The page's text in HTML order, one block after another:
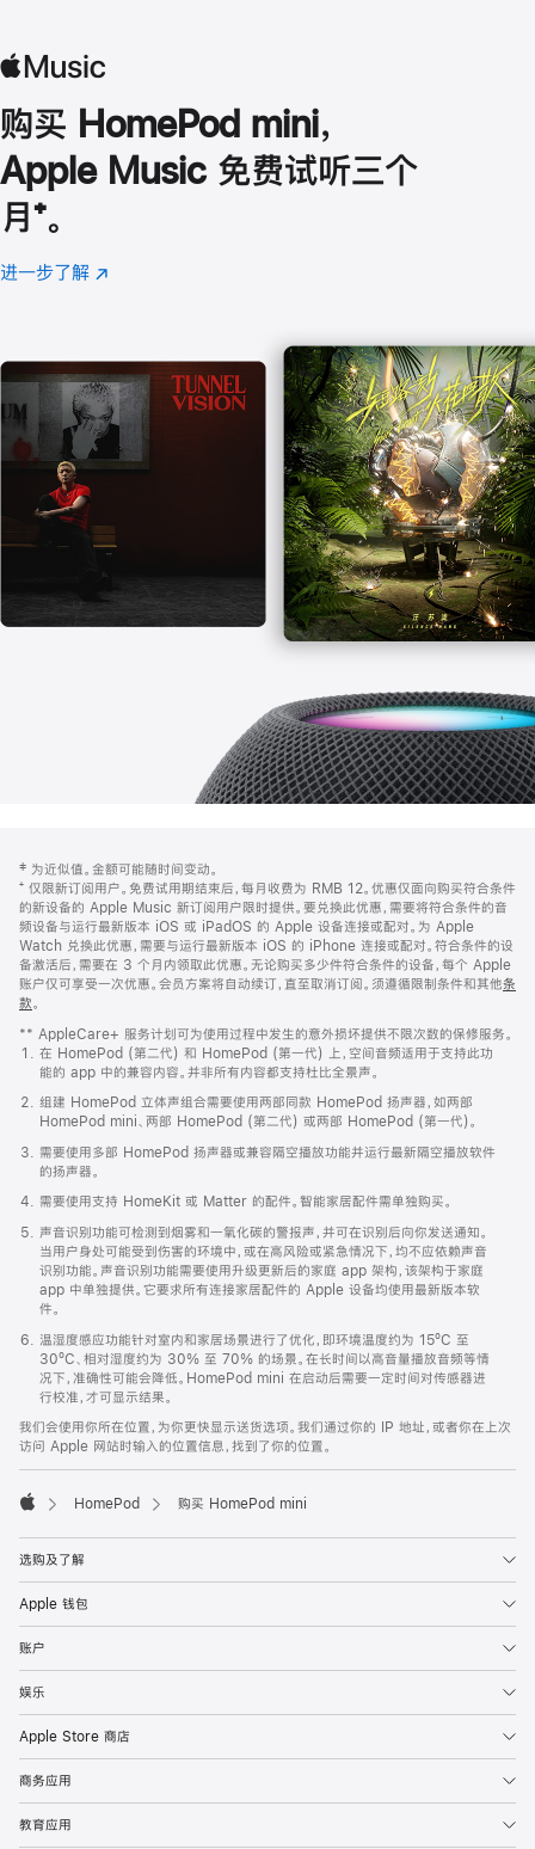
购买 HomePod mini，
Apple Music 免费试听三个
月 脚
注
⁺。
进一步了解 Apple
(在
口
中
打
开)
页
页
脚
注
‡ 为近似值。金额可能随时间变动。
⁺ 仅限新订阅用户。免费试用期结束后，每月收费为 RMB 12。优惠仅面向购买符合条件
的新设备的 Apple Music 新订阅用户限时提供。要兑换此优惠，需要将符合条件的音
频设备与运行最新版本 iOS 或 iPadOS 的 Apple 设备连接或配对。为 Apple
Watch 兑换此优惠，需要与运行最新版本 iOS 的 iPhone 连接或配对。符合条件的设
备激活后，需要在 3 个月内领取此优惠。无论购买多少件符合条件的设备，每个 Apple
账户仅可享受一次优惠。会员方案将自动续订，直至取消订阅。须遵循限制条件和其他条
款。
窗
口
中
打
开)
** AppleCare+ 服务计划可为使用过程中发生的意外损坏提供不限次数的保修服务。
在 HomePod (第二代) 和 HomePod (第一代) 上，空间音频适用于支持此功
能的 app 中的兼容内容。并非所有内容都支持杜比全景声。
组建 HomePod 立体声组合需要使用两部同款 HomePod 扬声器，如两部
HomePod mini、两部 HomePod (第二代) 或两部 HomePod (第一代)。
需要使用多部 HomePod 扬声器或兼容隔空播放功能并运行最新隔空播放软件
的扬声器。
需要使用支持 HomeKit 或 Matter 的配件。智能家居配件需单独购买。
声音识别功能可检测到烟雾和一氧化碳的警报声，并可在识别后向你发送通知。
当用户身处可能受到伤害的环境中，或在高风险或紧急情况下，均不应依赖声音
识别功能。声音识别功能需要使用升级更新后的家庭 app 架构，该架构于家庭
app 中单独提供。它要求所有连接家居配件的 Apple 设备均使用最新版本软
件。
温湿度感应功能针对室内和家居场景进行了优化，即环境温度约为 15ºC 至
30ºC、相对湿度约为 30% 至 70% 的场景。在长时间以高音量播放音频等情
况下，准确性可能会降低。HomePod mini 在启动后需要一定时间对传感器进
行校准，才可显示结果。
我们会使用你所在位置，为你更快显示送货选项。我们通过你的 IP 地址，或者你在上次
访问 Apple 网站时输入的位置信息，找到了你的位置。
HomePod 购买 HomePod mini
选购及了解
Apple 钱包
账户
娱乐
Apple Store 商店
商务应用
教育应用